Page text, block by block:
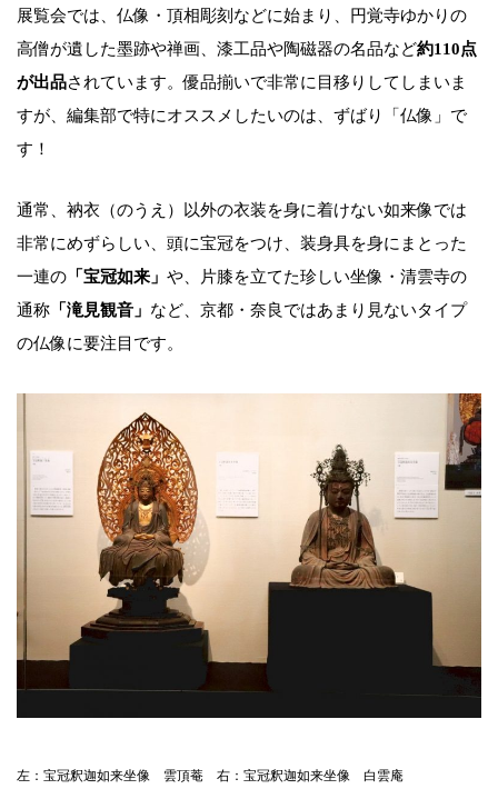
展覧会では、仏像・頂相彫刻などに始まり、円覚寺ゆかりの
高僧が遺した墨跡や禅画、漆工品や陶磁器の名品など約110点
が出品されています。優品揃いで非常に目移りしてしまいま
すが、編集部で特にオススメしたいのは、ずばり「仏像」で
す！
通常、衲衣（のうえ）以外の衣装を身に着けない如来像では
非常にめずらしい、頭に宝冠をつけ、装身具を身にまとった
一連の 「宝冠如来」 や、片膝を立てた珍しい坐像・清雲寺の
通称 「滝見観音」 など、京都・奈良ではあまり見ないタイプ
の仏像に要注目です。
左：宝冠釈迦如来坐像 雲頂菴 右：宝冠釈迦如来坐像 白雲庵